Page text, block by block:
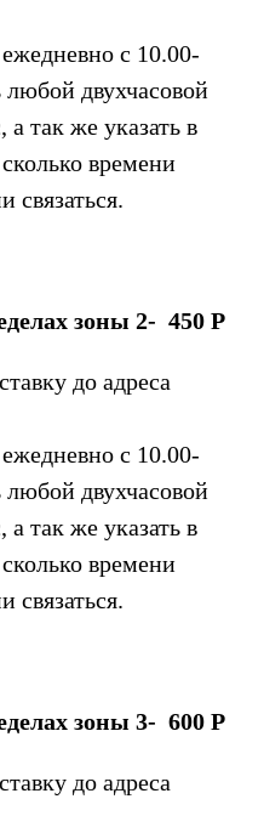
с 10.00-
двухчасовой
так же указать в
времени
связаться.
зоны 2- 450 Р
до адреса
с 10.00-
двухчасовой
так же указать в
времени
связаться.
зоны 3- 600 Р
до адреса